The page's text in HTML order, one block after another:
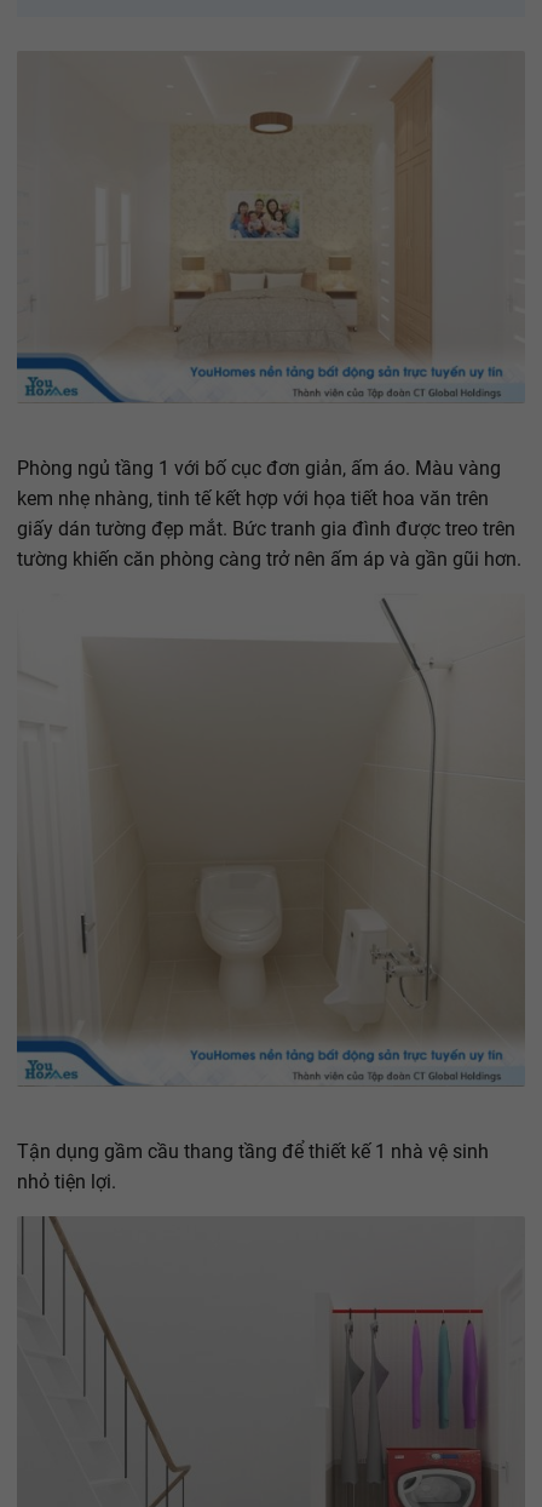
Phòng ngủ tầng 1 với bố cục đơn giản, ấm áo. Màu vàng
kem nhẹ nhàng, tinh tế kết hợp với họa tiết hoa văn trên
giấy dán tường đẹp mắt. Bức tranh gia đình được treo trên
tường khiến căn phòng càng trở nên ấm áp và gần gũi hơn.
Tận dụng gầm cầu thang tầng để thiết kế 1 nhà vệ sinh
nhỏ tiện lợi.